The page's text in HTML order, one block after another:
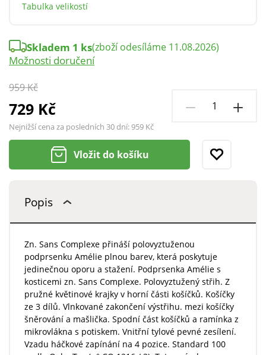
Tabulka velikostí
959 Kč
729 Kč
Nejnižší cena za posledních 30 dní:959 Kč
Skladem 1 ks(zboží odesíláme 11.08.2026)
Možnosti doručení
Vložit do košíku
Popis
Zn. Sans Complexe přináší polovyztuženou
podprsenku Amélie plnou barev, která poskytuje
jedinečnou oporu a stažení. Podprsenka Amélie s
kosticemi zn. Sans Complexe. Polovyztužený střih. Z
pružné květinové krajky v horní části košíčků. Košíčky
ze 3 dílů. Vlnkované zakončení výstřihu. mezi košíčky
šněrování a mašlička. Spodní část košíčků a ramínka z
mikrovlákna s potiskem. Vnitřní tylové pevné zesílení.
Vzadu háčkové zapínání na 4 pozice. Standard 100